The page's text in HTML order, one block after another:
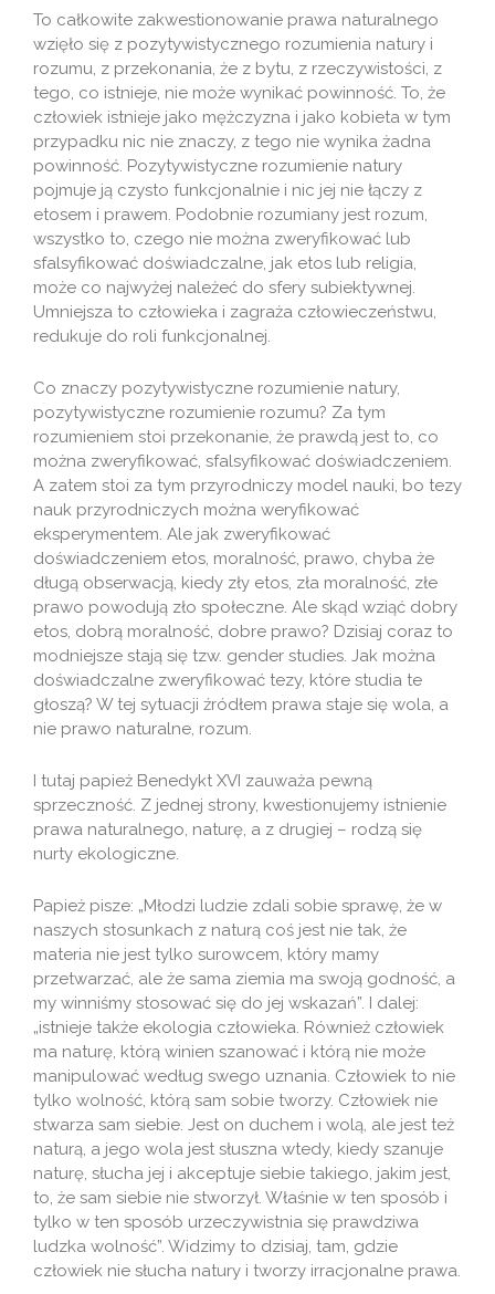
To całkowite zakwestionowanie prawa naturalnego
wzięło się z pozytywistycznego rozumienia natury i
rozumu, z przekonania, że z bytu, z rzeczywistości, z
tego, co istnieje, nie może wynikać powinność. To, że
człowiek istnieje jako mężczyzna i jako kobieta w tym
przypadku nic nie znaczy, z tego nie wynika żadna
powinność. Pozytywistyczne rozumienie natury
pojmuje ją czysto funkcjonalnie i nic jej nie łączy z
etosem i prawem. Podobnie rozumiany jest rozum,
wszystko to, czego nie można zweryfikować lub
sfalsyfikować doświadczalne, jak etos lub religia,
może co najwyżej należeć do sfery subiektywnej.
Umniejsza to człowieka i zagraża człowieczeństwu,
redukuje do roli funkcjonalnej.
Co znaczy pozytywistyczne rozumienie natury,
pozytywistyczne rozumienie rozumu? Za tym
rozumieniem stoi przekonanie, że prawdą jest to, co
można zweryfikować, sfalsyfikować doświadczeniem.
A zatem stoi za tym przyrodniczy model nauki, bo tezy
nauk przyrodniczych można weryfikować
eksperymentem. Ale jak zweryfikować
doświadczeniem etos, moralność, prawo, chyba że
długą obserwacją, kiedy zły etos, zła moralność, złe
prawo powodują zło społeczne. Ale skąd wziąć dobry
etos, dobrą moralność, dobre prawo? Dzisiaj coraz to
modniejsze stają się tzw. gender studies. Jak można
doświadczalne zweryfikować tezy, które studia te
głoszą? W tej sytuacji źródłem prawa staje się wola, a
nie prawo naturalne, rozum.
I tutaj papież Benedykt XVI zauważa pewną
sprzeczność. Z jednej strony, kwestionujemy istnienie
prawa naturalnego, naturę, a z drugiej – rodzą się
nurty ekologiczne.
Papież pisze: „Młodzi ludzie zdali sobie sprawę, że w
naszych stosunkach z naturą coś jest nie tak, że
materia nie jest tylko surowcem, który mamy
przetwarzać, ale że sama ziemia ma swoją godność, a
my winniśmy stosować się do jej wskazań”. I dalej:
„istnieje także ekologia człowieka. Również człowiek
ma naturę, którą winien szanować i którą nie może
manipulować według swego uznania. Człowiek to nie
tylko wolność, którą sam sobie tworzy. Człowiek nie
stwarza sam siebie. Jest on duchem i wolą, ale jest też
naturą, a jego wola jest słuszna wtedy, kiedy szanuje
naturę, słucha jej i akceptuje siebie takiego, jakim jest,
to, że sam siebie nie stworzył. Właśnie w ten sposób i
tylko w ten sposób urzeczywistnia się prawdziwa
ludzka wolność”. Widzimy to dzisiaj, tam, gdzie
człowiek nie słucha natury i tworzy irracjonalne prawa.